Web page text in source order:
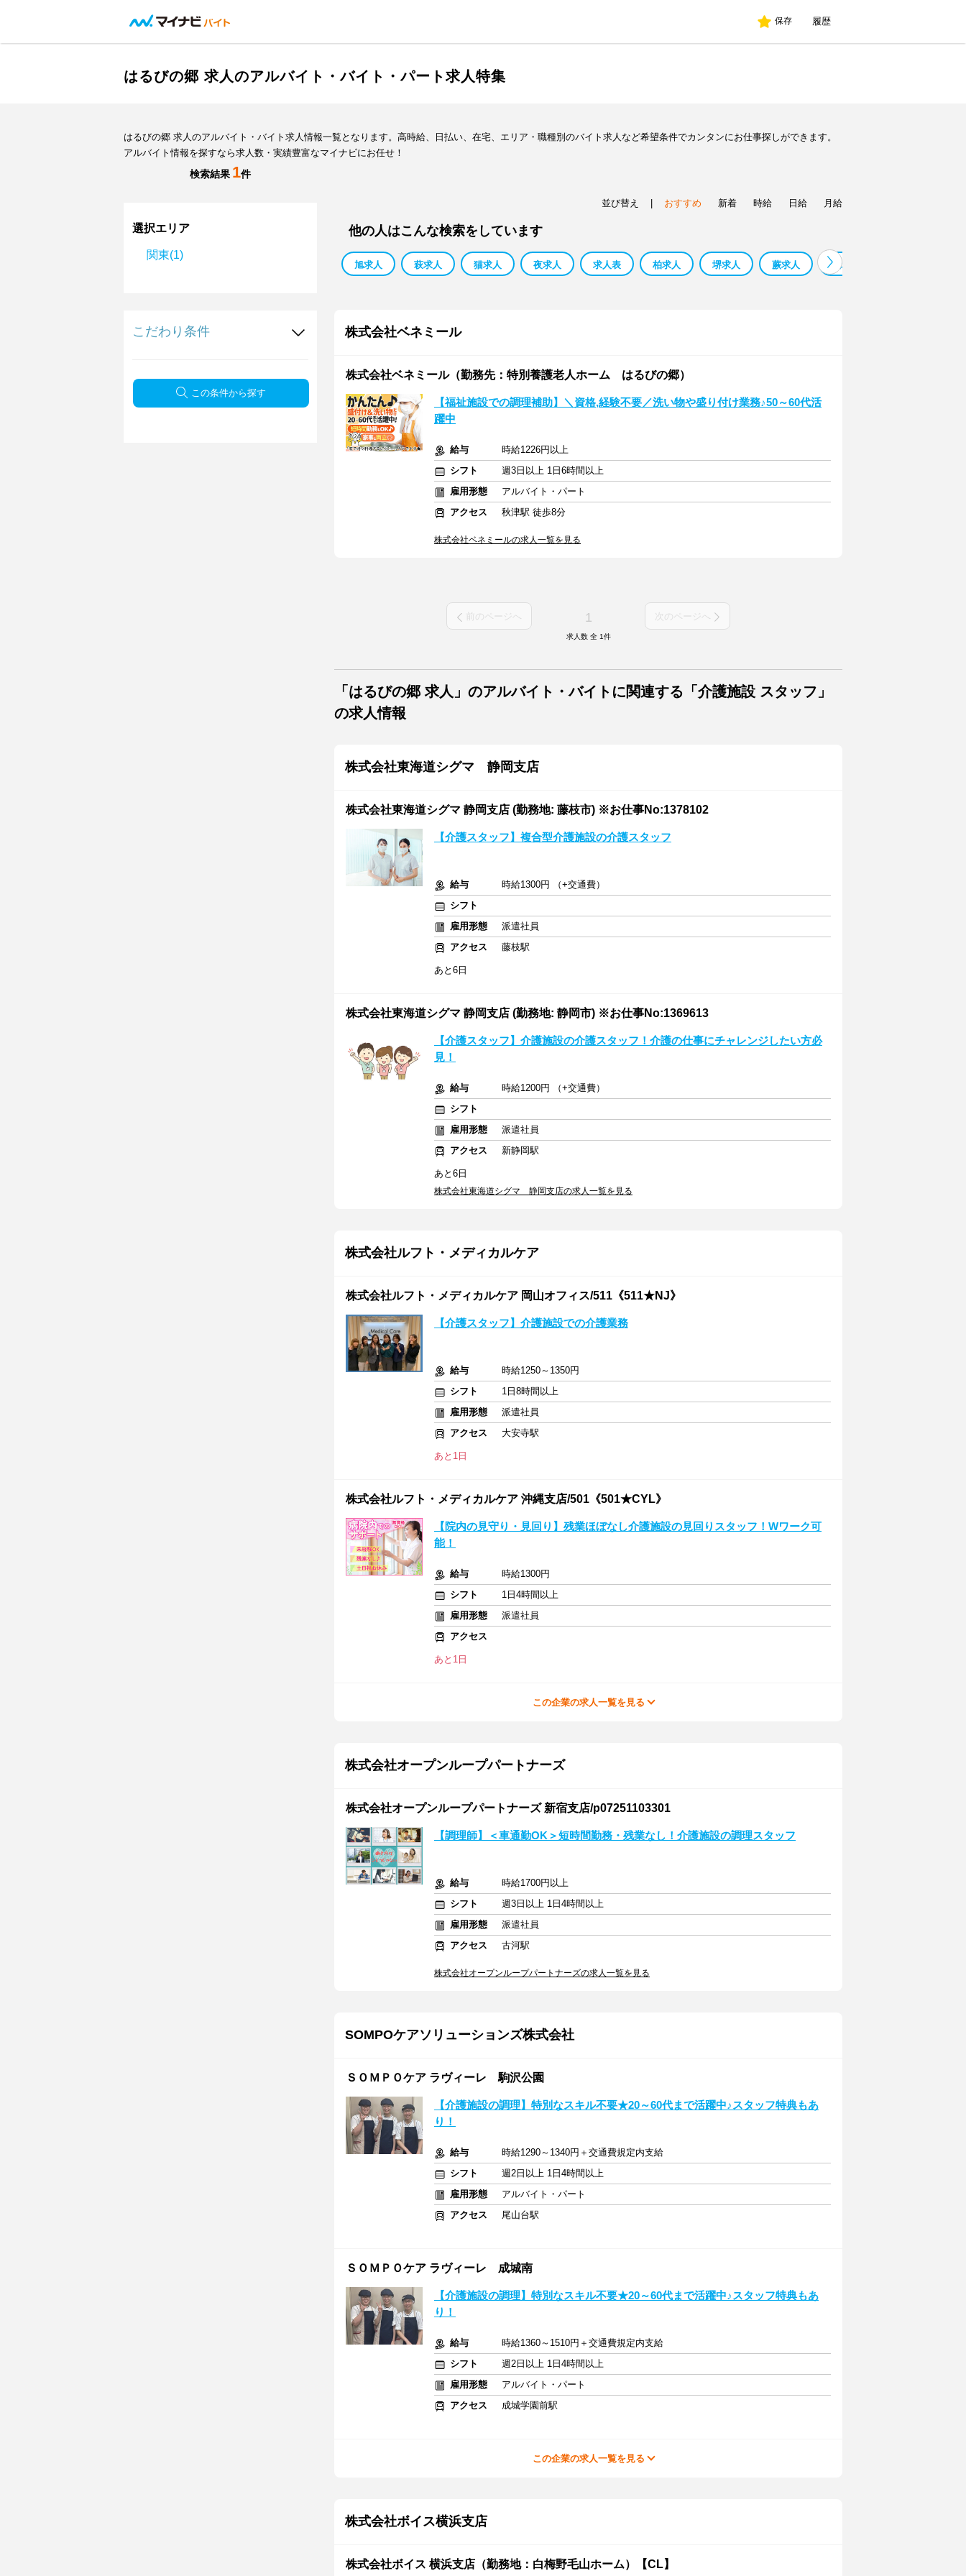
保存 履歴
はるびの郷 求人のアルバイト・バイト・パート求人特集
はるびの郷 求人のアルバイト・バイト求人情報一覧となります。高時給、日払い、在宅、エリア・職種別のバイト求人など希望条件でカンタンにお仕事探しができます。
アルバイト情報を探すなら求人数・実績豊富なマイナビにお任せ！
検索結果 1件
選択エリア
関東(1)
こだわり条件
この条件から探す
並び替え おすすめ 新着 時給 日給 月給
他の人はこんな検索をしています
旭求人 萩求人 猫求人 夜求人 求人表 柏求人 堺求人 蕨求人 鳳求人
株式会社ベネミール
株式会社ベネミール（勤務先：特別養護老人ホーム はるびの郷）
【福祉施設での調理補助】＼資格,経験不要／洗い物や盛り付け業務♪50～60代活
躍中
給与
時給1226円以上
シフト
週3日以上 1日6時間以上
雇用形態
アルバイト・パート
アクセス
秋津駅 徒歩8分
株式会社ベネミールの求人一覧を見る
前のページへ 1 次のページへ
求人数 全 1件
「はるびの郷 求人」のアルバイト・バイトに関連する「介護施設 スタッフ」
の求人情報
株式会社東海道シグマ 静岡支店
株式会社東海道シグマ 静岡支店 (勤務地: 藤枝市) ※お仕事No:1378102
【介護スタッフ】複合型介護施設の介護スタッフ
給与
時給1300円 （+交通費）
シフト
雇用形態
派遣社員
アクセス
藤枝駅
あと6日
株式会社東海道シグマ 静岡支店 (勤務地: 静岡市) ※お仕事No:1369613
【介護スタッフ】介護施設の介護スタッフ！介護の仕事にチャレンジしたい方必
見！
給与
時給1200円 （+交通費）
シフト
雇用形態
派遣社員
アクセス
新静岡駅
あと6日
株式会社東海道シグマ 静岡支店の求人一覧を見る
株式会社ルフト・メディカルケア
株式会社ルフト・メディカルケア 岡山オフィス/511《511★NJ》
【介護スタッフ】介護施設での介護業務
給与
時給1250～1350円
シフト
1日8時間以上
雇用形態
派遣社員
アクセス
大安寺駅
あと1日
株式会社ルフト・メディカルケア 沖縄支店/501《501★CYL》
【院内の見守り・見回り】残業ほぼなし介護施設の見回りスタッフ！Wワーク可
能！
給与
時給1300円
シフト
1日4時間以上
雇用形態
派遣社員
アクセス
あと1日
この企業の求人一覧を見る
株式会社オープンループパートナーズ
株式会社オープンループパートナーズ 新宿支店/p07251103301
【調理師】＜車通勤OK＞短時間勤務・残業なし！介護施設の調理スタッフ
給与
時給1700円以上
シフト
週3日以上 1日4時間以上
雇用形態
派遣社員
アクセス
古河駅
株式会社オープンループパートナーズの求人一覧を見る
SOMPOケアソリューションズ株式会社
ＳＯＭＰＯケア ラヴィーレ 駒沢公園
【介護施設の調理】特別なスキル不要★20～60代まで活躍中♪スタッフ特典もあ
り！
給与
時給1290～1340円＋交通費規定内支給
シフト
週2日以上 1日4時間以上
雇用形態
アルバイト・パート
アクセス
尾山台駅
ＳＯＭＰＯケア ラヴィーレ 成城南
【介護施設の調理】特別なスキル不要★20～60代まで活躍中♪スタッフ特典もあ
り！
給与
時給1360～1510円＋交通費規定内支給
シフト
週2日以上 1日4時間以上
雇用形態
アルバイト・パート
アクセス
成城学園前駅
この企業の求人一覧を見る
株式会社ボイス横浜支店
株式会社ボイス 横浜支店（勤務地：白梅野毛山ホーム）【CL】